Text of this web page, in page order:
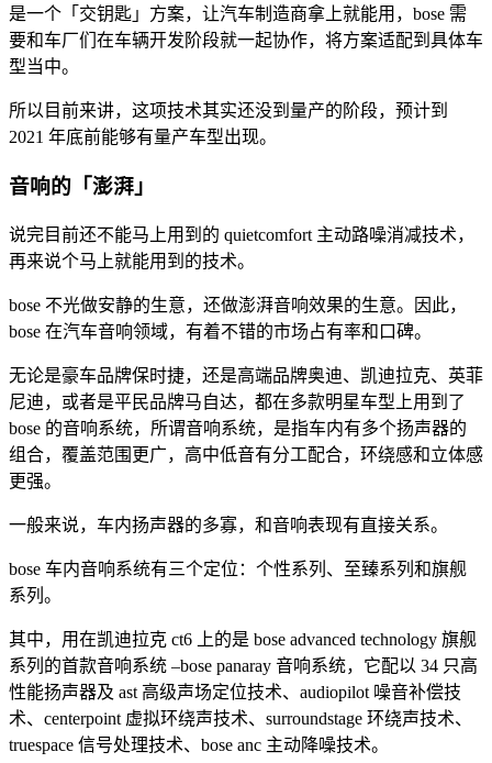
是一个「交钥匙」方案，让汽车制造商拿上就能用，bose 需
要和车厂们在车辆开发阶段就一起协作，将方案适配到具体车
型当中。
所以目前来讲，这项技术其实还没到量产的阶段，预计到
2021 年底前能够有量产车型出现。
音响的「澎湃」
说完目前还不能马上用到的 quietcomfort 主动路噪消减技术，
再来说个马上就能用到的技术。
bose 不光做安静的生意，还做澎湃音响效果的生意。因此，
bose 在汽车音响领域，有着不错的市场占有率和口碑。
无论是豪车品牌保时捷，还是高端品牌奥迪、凯迪拉克、英菲
尼迪，或者是平民品牌马自达，都在多款明星车型上用到了
bose 的音响系统，所谓音响系统，是指车内有多个扬声器的
组合，覆盖范围更广，高中低音有分工配合，环绕感和立体感
更强。
一般来说，车内扬声器的多寡，和音响表现有直接关系。
bose 车内音响系统有三个定位：个性系列、至臻系列和旗舰
系列。
其中，用在凯迪拉克 ct6 上的是 bose advanced technology 旗舰
系列的首款音响系统 –bose panaray 音响系统，它配以 34 只高
性能扬声器及 ast 高级声场定位技术、audiopilot 噪音补偿技
术、centerpoint 虚拟环绕声技术、surroundstage 环绕声技术、
truespace 信号处理技术、bose anc 主动降噪技术。